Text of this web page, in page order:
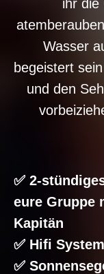
ihr die
Wasser
begeistert
und den
✅ 2-
eure Gruppe
Kapitän
✅ Hifi
✅